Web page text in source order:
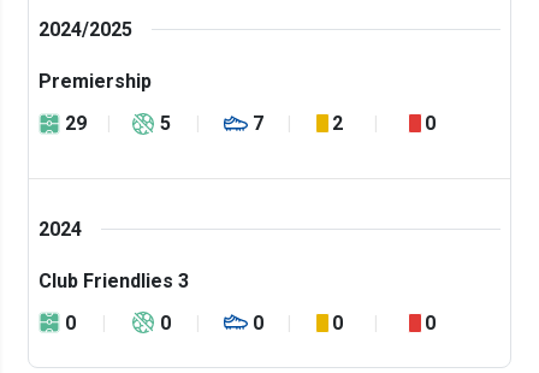
2024/2025
Premiership
29
5 7 2 0
2024
Club Friendlies 3
0
0 0 0 0